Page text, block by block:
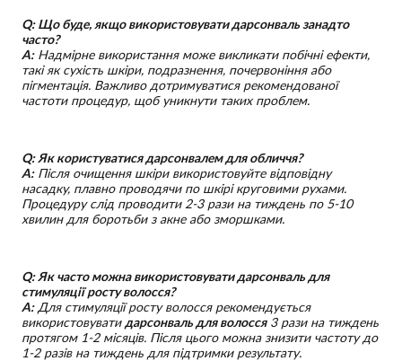
Q: Що буде, якщо використовувати дарсонваль занадто
часто?
A:Надмірне використання може викликати побічні ефекти,
такі як сухість шкіри, подразнення, почервоніння або
пігментація. Важливо дотримуватися рекомендованої
частоти процедур, щоб уникнути таких проблем.
Q: Як користуватися дарсонвалем для обличчя?
A:Після очищення шкіри використовуйте відповідну
насадку, плавно проводячи по шкірі круговими рухами.
Процедуру слід проводити 2-3 рази на тиждень по 5-10
хвилин для боротьби з акне або зморшками.
Q: Як часто можна використовувати дарсонваль для
стимуляції росту волосся?
A:Для стимуляції росту волосся рекомендується
використовуватидарсонваль для волосся3 рази на тиждень
протягом 1-2 місяців. Після цього можна знизити частоту до
1-2 разів на тиждень для підтримки результату.